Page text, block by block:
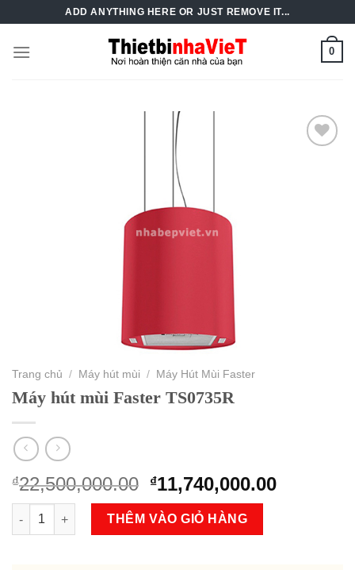
content
ADD ANYTHING HERE OR JUST REMOVE IT...
0
Trang chủ / Máy hút mùi / Máy Hút Mùi Faster
Máy hút mùi Faster TS0735R
₫22,500,000.00 Original
price
was:
₫22,500,000.00.
₫11,740,000.00Current
Máy hút mùi Faster TS0735R số lượng
THÊM VÀO GIỎ HÀNG